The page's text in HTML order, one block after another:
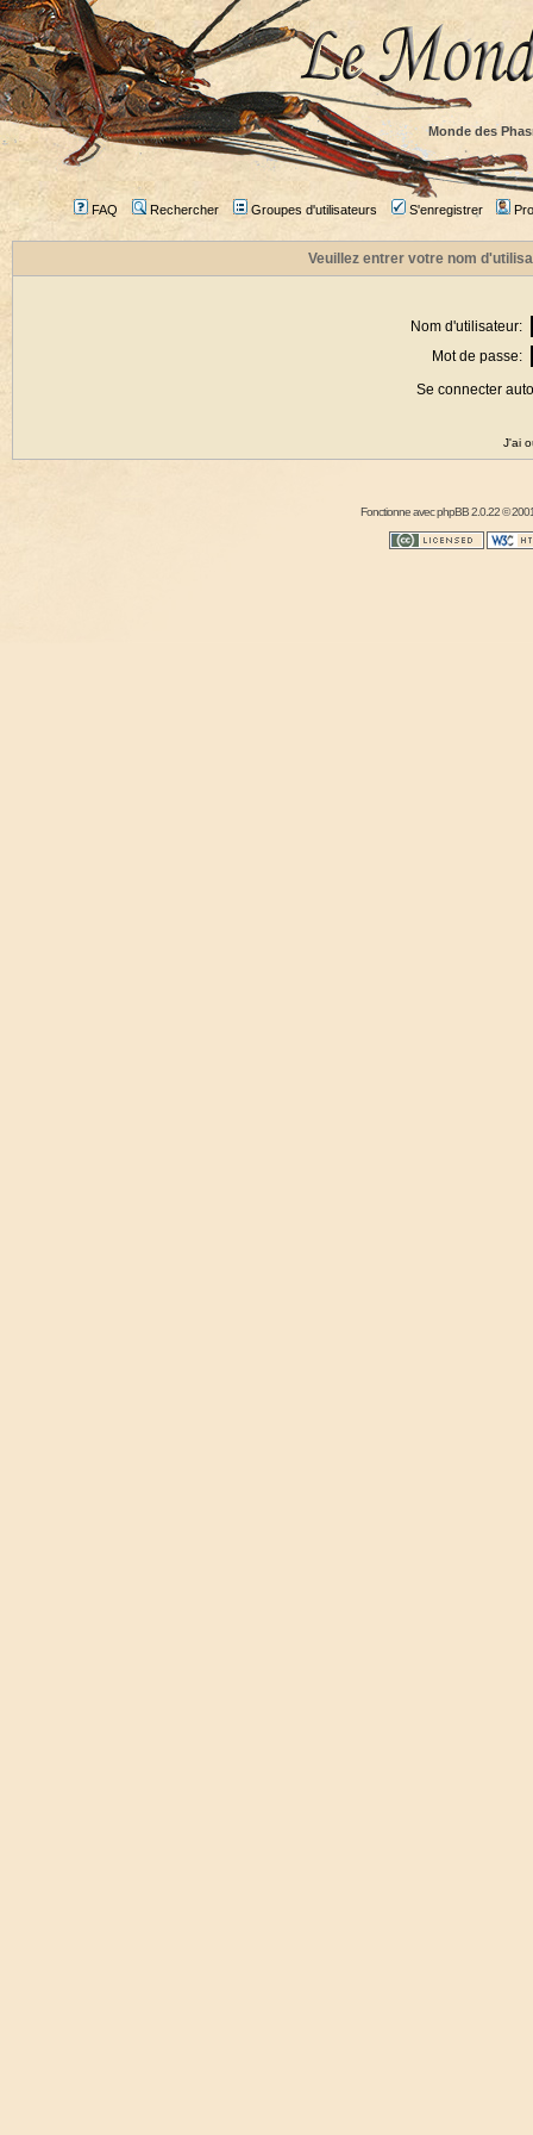
Monde des
FAQ Rechercher Groupes d'utilisateurs S'enregistrer
Veuillez entrer votre nom
Nom d'utilisateur:
Mot de passe:
Se connecter
J'ai
Fonctionne avecphpBB2.0.22 ©